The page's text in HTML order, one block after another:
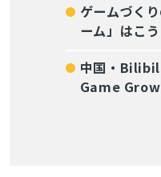
ゲームづく
ーム」はこ
中国・
Game